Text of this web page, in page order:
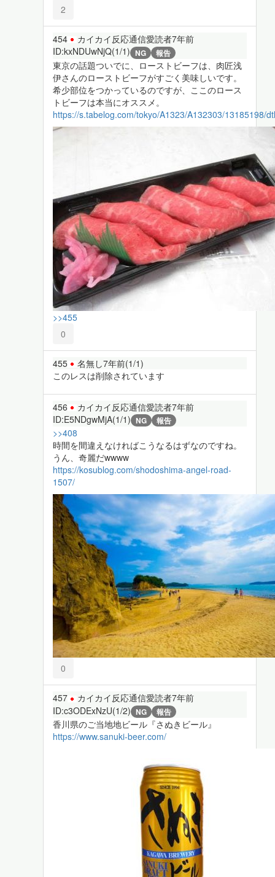
2
454 カイカイ反応通信愛読者7年前
ID:kxNDUwNjQ(1/1) NG 報告
東京の話題ついでに、ローストビーフは、肉匠浅
伊さんのローストビーフがすごく美味しいです。
希少部位をつかっているのですが、ここのロース
トビーフは本当にオススメ。
https://s.tabelog.com/tokyo/A1323/A132303/13185198/
>>455
0
455 名無し7年前(1/1)
このレスは削除されています
456 カイカイ反応通信愛読者7年前
ID:E5NDgwMjA(1/1) NG 報告
>>408
時間を間違えなければこうなるはずなのですね。
うん、奇麗だwwww
https://kosublog.com/shodoshima-angel-road-
1507/
0
457 カイカイ反応通信愛読者7年前
ID:c3ODExNzU(1/2) NG 報告
香川県のご当地地ビール『さぬきビール』
https://www.sanuki-beer.com/